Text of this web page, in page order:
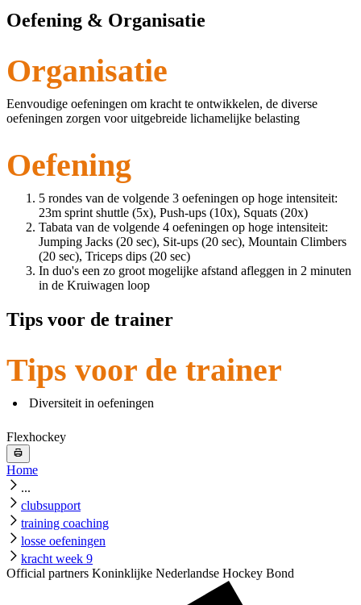
Oefening & Organisatie
Organisatie
Eenvoudige oefeningen om kracht te ontwikkelen, de diverse
oefeningen zorgen voor uitgebreide lichamelijke belasting
Oefening
5 rondes van de volgende 3 oefeningen op hoge intensiteit:
23m sprint shuttle (5x), Push-ups (10x), Squats (20x)
Tabata van de volgende 4 oefeningen op hoge intensiteit:
Jumping Jacks (20 sec), Sit-ups (20 sec), Mountain Climbers
(20 sec), Triceps dips (20 sec)
In duo's een zo groot mogelijke afstand afleggen in 2 minuten
in de Kruiwagen loop
Tips voor de trainer
Tips voor de trainer
Diversiteit in oefeningen
Flexhockey
Home
...
clubsupport
training coaching
losse oefeningen
kracht week 9
Official partners Koninklijke Nederlandse Hockey Bond